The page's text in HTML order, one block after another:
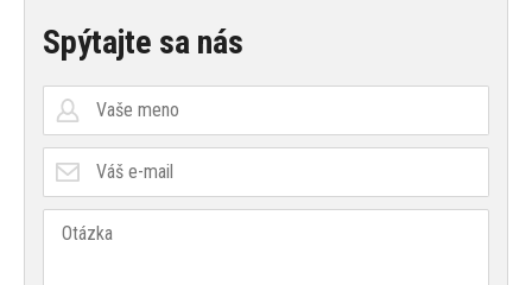
Spýtajte sa nás